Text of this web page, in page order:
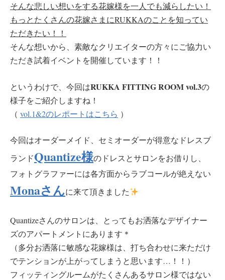
そんな悲しい想いをする花嫁様を一人でも減らしたい！
もっとたくさんの花嫁さまにRUKKAのことを知ってい
ただきたい！！
そんな想いから、素敵なクリエイターの方々にご協力い
ただき試着イベントを開催しています！！
というわけで、今回はRUKKA FITTING ROOM vol.3の
様子をご紹介しますね！
（ vol.1&2のレポートはこちら ）
今回はオーダーメイド、セミオーダーが得意なドレスブ
ランドQuantize様のドレスとサロンをお借りし、
フォトグラファーには各方面からラブコールが絶えない
Monaさんに来て頂きました
Quantizeさんのサロンは、とってもお洒落なデザイナー
ズのアパートメントにあります＊
（多分お洒落に敏感な花嫁様は、打ち合わせに来ただけ
でテンションが上がってしまうと思います…！！）
フィッティングルームがたくさんあるサロン様ではない